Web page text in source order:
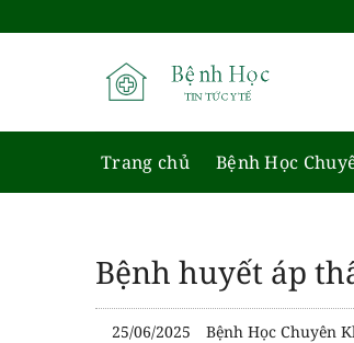
qua
Trang chủ Bệnh Học
Bệnh huyết áp
25/06/2025 Bệnh Học Chuyên